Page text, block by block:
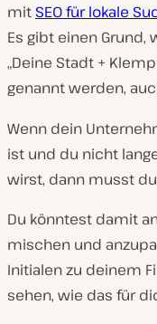
mit SEO für lokale
Es gibt einen
„Deine Stadt +
genannt werden,
Wenn dein
ist und du nicht
wirst, dann musst
Du könntest damit
mischen und
Initialen zu deinem
sehen, wie das für